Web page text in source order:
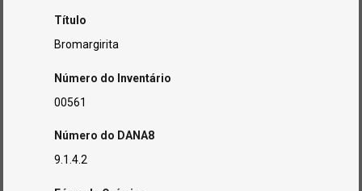
Título
Bromargirita
Número do Inventário
00561
Número do DANA8
9.1.4.2